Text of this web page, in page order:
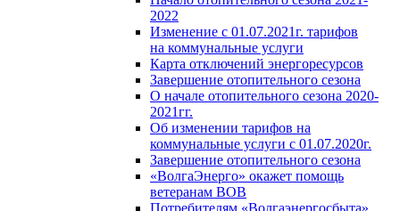
2022
Изменение с 01.07.2021г. тарифов
на коммунальные услуги
Карта отключений энергоресурсов
Завершение отопительного сезона
О начале отопительного сезона 2020-
2021гг.
Об изменении тарифов на
коммунальные услуги с 01.07.2020г.
Завершение отопительного сезона
«ВолгаЭнерго» окажет помощь
ветеранам ВОВ